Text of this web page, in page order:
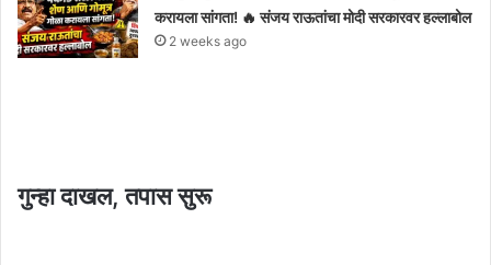
करायला सांगता! 🔥 संजय राऊतांचा मोदी सरकारवर हल्लाबोल
2 weeks ago
गुन्हा दाखल, तपास सुरू